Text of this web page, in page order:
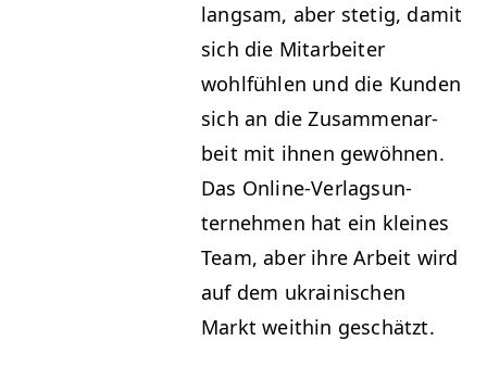
langsam, aber stetig, damit
sich die Mitar­beit­er
wohlfühlen und die Kun­den
sich an die Zusam­me­nar­
beit mit ihnen gewöh­nen.
Das Online-Ver­lag­sun­
ternehmen hat ein kleines
Team, aber ihre Arbeit wird
auf dem ukrainis­chen
Markt wei­thin geschätzt.